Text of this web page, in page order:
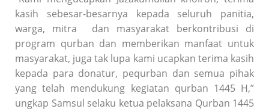
kasih sebesar-besarnya kepada seluruh panitia,
warga, mitra dan masyarakat berkontribusi di
program qurban dan memberikan manfaat untuk
masyarakat, juga tak lupa kami ucapkan terima kasih
kepada para donatur, pequrban dan semua pihak
yang telah mendukung kegiatan qurban 1445 H,”
ungkap Samsul selaku ketua pelaksana Qurban 1445